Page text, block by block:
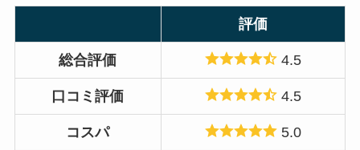
評価
総合評価 4.5
口コミ評価 4.5
コスパ 5.0